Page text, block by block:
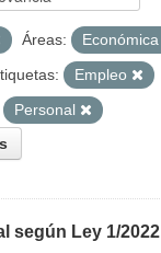
Áreas:
Económica
Empleo
Personal
según Ley 1/2022